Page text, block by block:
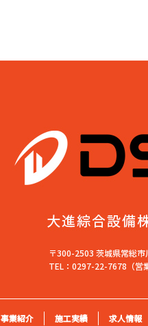
事業紹介 施工実績 求人情報
〒300-2503 茨城県常総市
TEL：0297-22-7678（営